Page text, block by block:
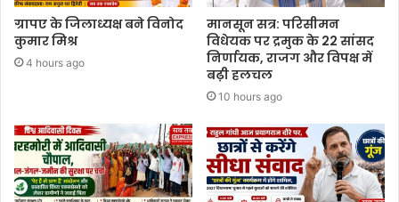
ग्रापए के जिलाध्यक्ष बने विनोद
कुमार मिश्र
4 hours ago
मानसून सत्र: परिसीमन
विधेयक पर द्रमुक के 22 सांसद
निर्णायक, राजग और विपक्ष में
बढ़ी हलचल
10 hours ago